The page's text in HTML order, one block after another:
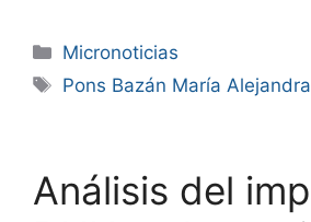
Micronoticias
Pons Bazán María Alejandra
Análisis del